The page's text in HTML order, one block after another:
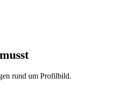
rund um Profilbild.